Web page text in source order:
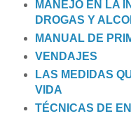
MANEJO EN LA
DROGAS Y
MANUAL DE
VENDAJES
LAS MEDIDAS
VIDA
TÉCNICAS DE